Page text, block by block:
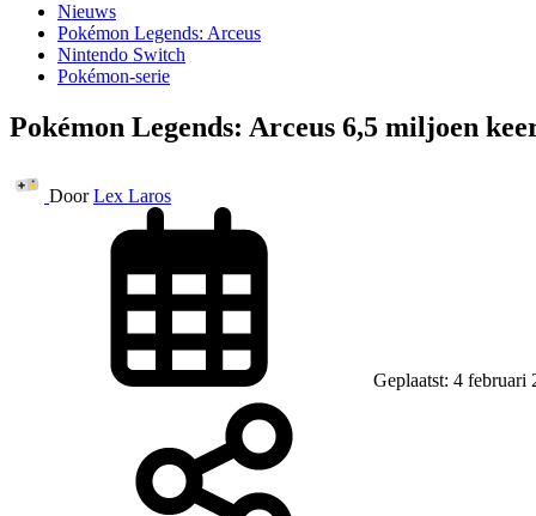
Nieuws
Pokémon Legends: Arceus
Nintendo Switch
Pokémon-serie
Pokémon Legends: Arceus 6,5 miljoen
Door Lex Laros
Geplaatst: 4 februari